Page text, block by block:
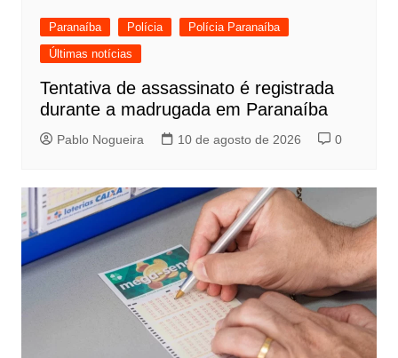
Paranaíba Polícia
Polícia Paranaíba
Últimas notícias
Tentativa de assassinato é registrada
durante a madrugada em Paranaíba
Pablo Nogueira 10 de agosto de 2026 0